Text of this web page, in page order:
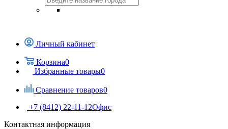
Личный кабинет
Корзина0
Избранные товары0
Сравнение товаров0
+7 (8412) 22-11-12Офис
Контактная информация